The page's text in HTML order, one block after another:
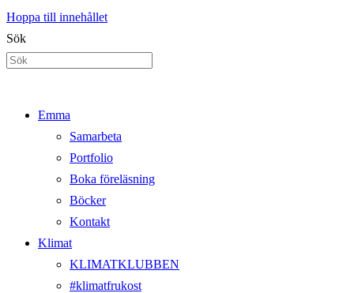
Hoppa till innehållet
Sök
Emma
Samarbeta
Portfolio
Boka föreläsning
Böcker
Kontakt
Klimat
KLIMATKLUBBEN
#klimatfrukost